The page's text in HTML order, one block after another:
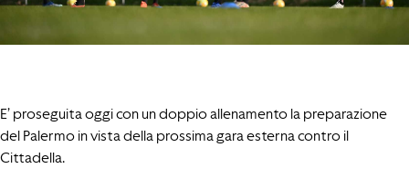
E’ proseguita oggi con un doppio allenamento la preparazione
del Palermo in vista della prossima gara esterna contro il
Cittadella.